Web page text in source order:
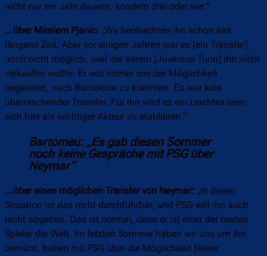
nicht nur ein Jahr dauern, sondern drei oder vier.“
…über Miralem Pjanic: „Wir beobachten ihn schon seit
längerer Zeit. Aber vor einigen Jahren war es [ein Transfer]
noch nicht möglich, weil der Verein [Juventus Turin] ihn nicht
verkaufen wollte. Er war immer von der Möglichkeit
begeistert, nach Barcelona zu kommen. Es war kein
überraschender Transfer. Für ihn wird es ein Leichtes sein,
sich hier als wichtiger Akteur zu etablieren.“
Bartomeu: „Es gab diesen Sommer
noch keine Gespräche mit PSG über
Neymar“
…über einen möglichen Transfer von Neymar: „In dieser
Situation ist das nicht durchführbar, und PSG will ihn auch
nicht abgeben. Das ist normal, denn er ist einer der besten
Spieler der Welt. Im letzten Sommer haben wir uns um ihn
bemüht, haben mit PSG über die Möglichkeit [eines